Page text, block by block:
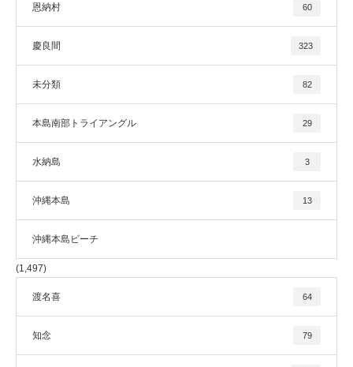
恩納村 60
慶良間 323
未分類 82
本島南部トライアングル 29
水納島 3
沖縄本島 13
沖縄本島ビーチ
(1,497)
渡名喜 64
知念 79